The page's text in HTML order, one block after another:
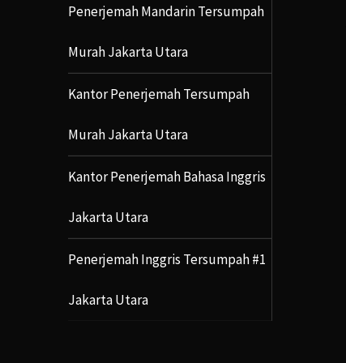
Penerjemah Mandarin Tersumpah
Murah Jakarta Utara
Kantor Penerjemah Tersumpah
Murah Jakarta Utara
Kantor Penerjemah Bahasa Inggris
Jakarta Utara
Penerjemah Inggris Tersumpah #1
Jakarta Utara